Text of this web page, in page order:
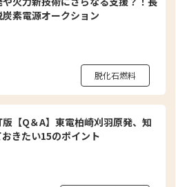
炭素電源オークション
脱化石燃料
版【Q＆A】東電柏崎刈羽原発、知
おきたい15のポイント